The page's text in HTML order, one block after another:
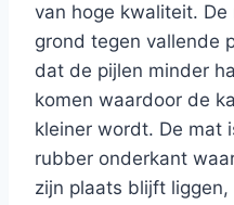
van hoge kwaliteit.
grond tegen vallende
dat de pijlen minder
komen waardoor de
kleiner wordt. De mat
rubber onderkant
zijn plaats blijft